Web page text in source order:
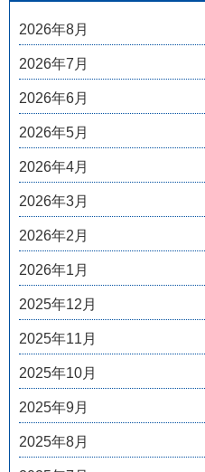
2026年8月
2026年7月
2026年6月
2026年5月
2026年4月
2026年3月
2026年2月
2026年1月
2025年12月
2025年11月
2025年10月
2025年9月
2025年8月